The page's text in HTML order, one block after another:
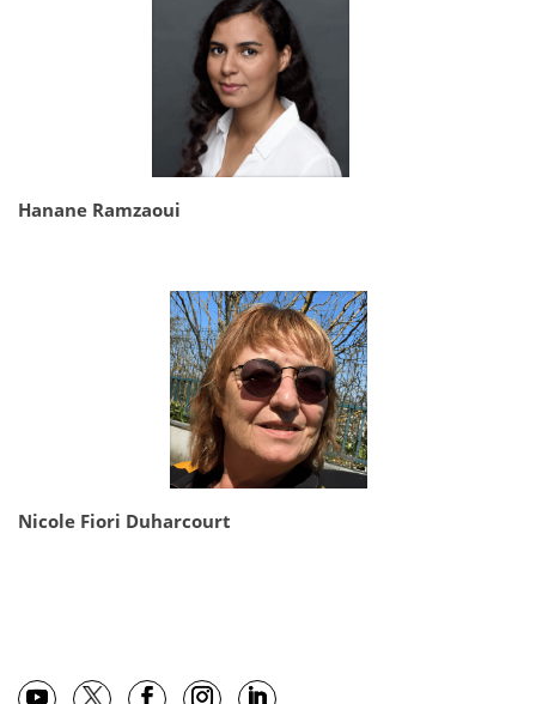
Hanane Ramzaoui
Nicole Fiori Duharcourt